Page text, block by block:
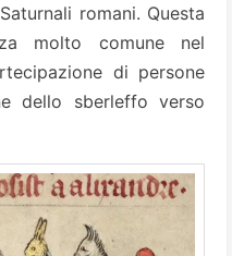
romani. Questa
molto comune nel
di persone
dello sberleffo verso